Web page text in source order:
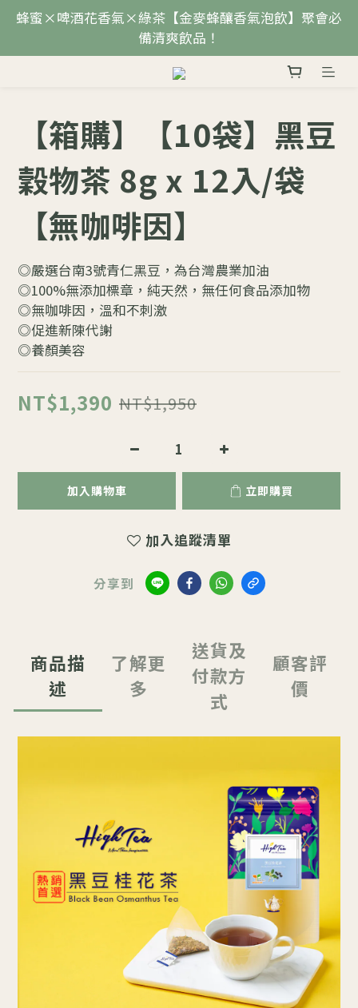
蜂蜜×啤酒花香氣×綠茶【金麥蜂釀香氣泡飲】聚會必
備清爽飲品！
【箱購】【10袋】黑豆
穀物茶 8g x 12入/袋
【無咖啡因】
◎嚴選台南3號青仁黑豆，為台灣農業加油
◎100%無添加標章，純天然，無任何食品添加物
◎無咖啡因，溫和不刺激
◎促進新陳代謝
◎養顏美容
NT$1,390 NT$1,950
加入購物車 立即購買
加入追蹤清單
分享到
商品描
述
了解更
多
送貨及
付款方
式
顧客評
價